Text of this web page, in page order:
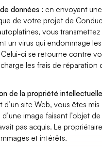
données : en envoyant
de votre projet de
vous transmettez
un virus qui endommage
ci se retourne contre
les frais de réparation
de la propriété
site Web, vous êtes mis
image faisant l’objet
pas acquis. Le
et intérêts.